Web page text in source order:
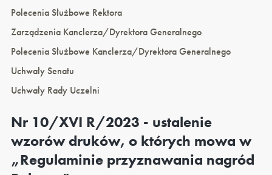
Polecenia Służbowe Rektora
Zarządzenia Kanclerza/Dyrektora Generalnego
Polecenia Służbowe Kanclerza/Dyrektora Generalnego
Uchwały Senatu
Uchwały Rady Uczelni
Nr 10/XVI R/2023 - ustalenie
wzorów druków, o których mowa w
„Regulaminie przyznawania nagród